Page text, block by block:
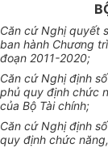
Căn cứ Nghị quyết
ban hành Chương
đoạn 2011-2020;
Căn cứ Nghị định số
phủ quy định chức
của Bộ Tài chính;
Căn cứ Nghị định số
quy định chức